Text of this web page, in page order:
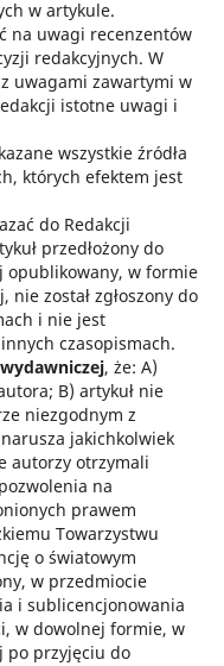
w artykule.
na uwagi recenzentów
redakcyjnych. W
uwagami zawartymi w
istotne uwagi i
wszystkie źródła
których efektem jest
do Redakcji
przedłożony do
opublikowany, w formie
został zgłoszony do
i nie jest
czasopismach.
, że: A)
B) artykuł nie
niezgodnym z
jakichkolwiek
autorzy otrzymali
na
prawem
Towarzystwu
o światowym
w przedmiocie
i sublicencjonowania
w dowolnej formie, w
po przyjęciu do